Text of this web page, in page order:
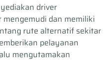
driver
dan memiliki
rute alternatif sekitar
pelayanan
mengutamakan